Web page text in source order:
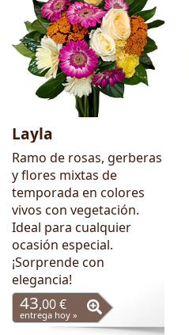
Layla
Ramo de rosas, gerberas
y flores mixtas de
temporada en colores
vivos con vegetación.
Ideal para cualquier
ocasión especial.
¡Sorprende con
elegancia!
43,00 €
entrega hoy »